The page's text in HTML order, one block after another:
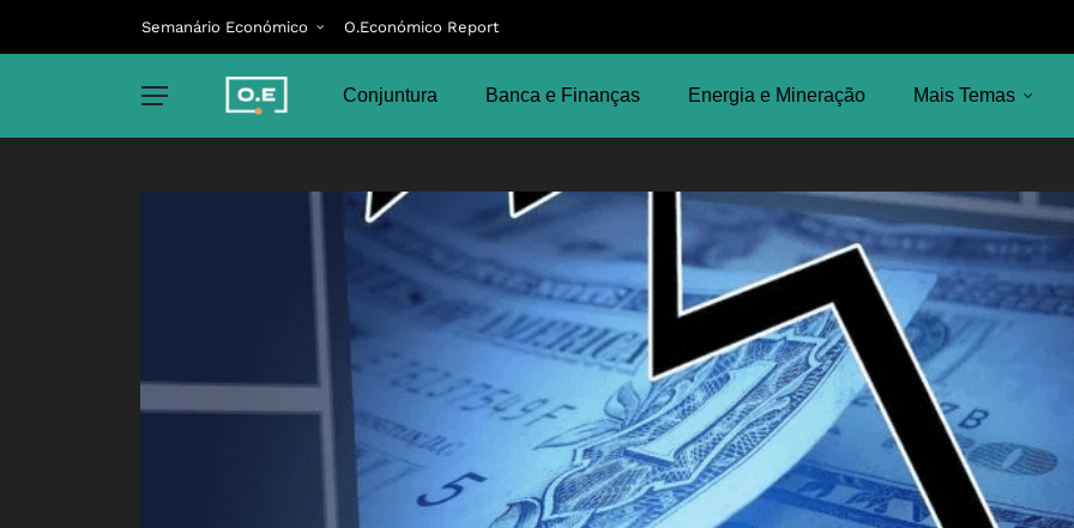
Semanário Económico O.Económico Report
Conjuntura Banca e Finanças Energia e Mineração Mais Temas